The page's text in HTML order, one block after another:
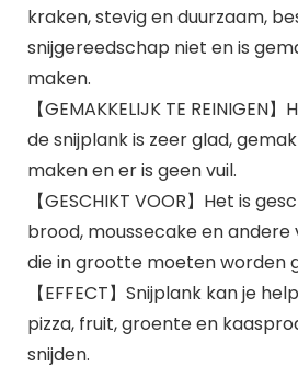
kraken, stevig en duurzaam,
snijgereedschap niet en is
maken.
【GEMAKKELIJK TE REINIGEN
de snijplank is zeer glad,
maken en er is geen vuil.
【GESCHIKT VOOR】Het is
brood, moussecake en andere
die in grootte moeten worden
【EFFECT】Snijplank kan je
pizza, fruit, groente en
snijden.